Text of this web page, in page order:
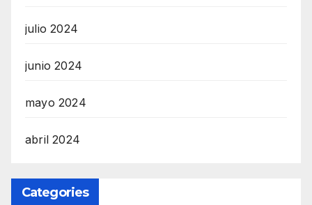
julio 2024
junio 2024
mayo 2024
abril 2024
Categories